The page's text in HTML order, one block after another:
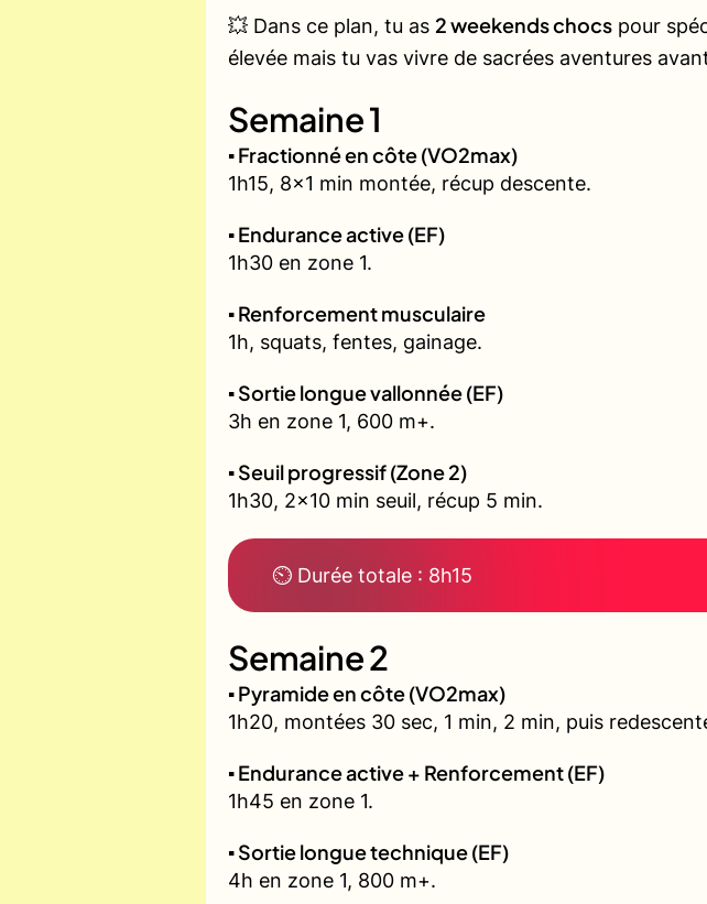
💥 Dans ce plan, tu as 2 weekends chocs pour
élevée mais tu vas vivre de sacrées aventures
Semaine 1
▪️ Fractionné en côte (VO2max)
1h15, 8x1 min montée, récup descente.
▪️ Endurance active (EF)
1h30 en zone 1.
▪️ Renforcement musculaire
1h, squats, fentes, gainage.
▪️ Sortie longue vallonnée (EF)
3h en zone 1, 600 m+.
▪️ Seuil progressif (Zone 2)
1h30, 2x10 min seuil, récup 5 min.
⏲ Durée totale : 8h15
Semaine 2
▪️ Pyramide en côte (VO2max)
1h20, montées 30 sec, 1 min, 2 min, puis
▪️ Endurance active + Renforcement (EF)
1h45 en zone 1.
▪️ Sortie longue technique (EF)
4h en zone 1, 800 m+.